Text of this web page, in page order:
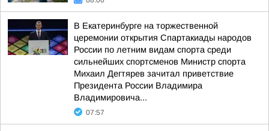
В Екатеринбурге на торжественной
церемонии открытия Спартакиады народов
России по летним видам спорта среди
сильнейших спортсменов Министр спорта
Михаил Дегтярев зачитал приветствие
Президента России Владимира
Владимировича...
07:57